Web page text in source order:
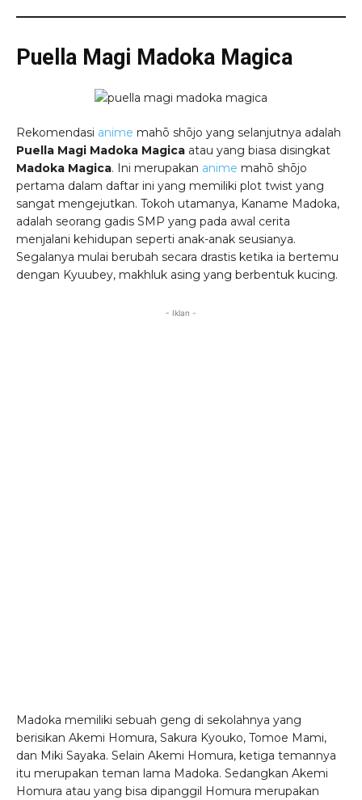
Puella Magi Madoka Magica
Rekomendasi anime mahō shōjo yang selanjutnya adalah
Puella Magi Madoka Magica atau yang biasa disingkat
Madoka Magica. Ini merupakan anime mahō shōjo
pertama dalam daftar ini yang memiliki plot twist yang
sangat mengejutkan. Tokoh utamanya, Kaname Madoka,
adalah seorang gadis SMP yang pada awal cerita
menjalani kehidupan seperti anak-anak seusianya.
Segalanya mulai berubah secara drastis ketika ia bertemu
dengan Kyuubey, makhluk asing yang berbentuk kucing.
- Iklan -
Madoka memiliki sebuah geng di sekolahnya yang
berisikan Akemi Homura, Sakura Kyouko, Tomoe Mami,
dan Miki Sayaka. Selain Akemi Homura, ketiga temannya
itu merupakan teman lama Madoka. Sedangkan Akemi
Homura atau yang bisa dipanggil Homura merupakan